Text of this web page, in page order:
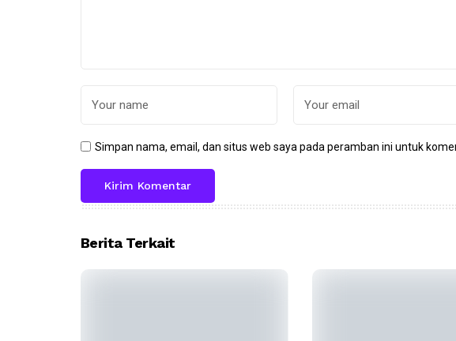
Simpan nama, email, dan situs web saya pada peramban ini untuk
Berita Terkait